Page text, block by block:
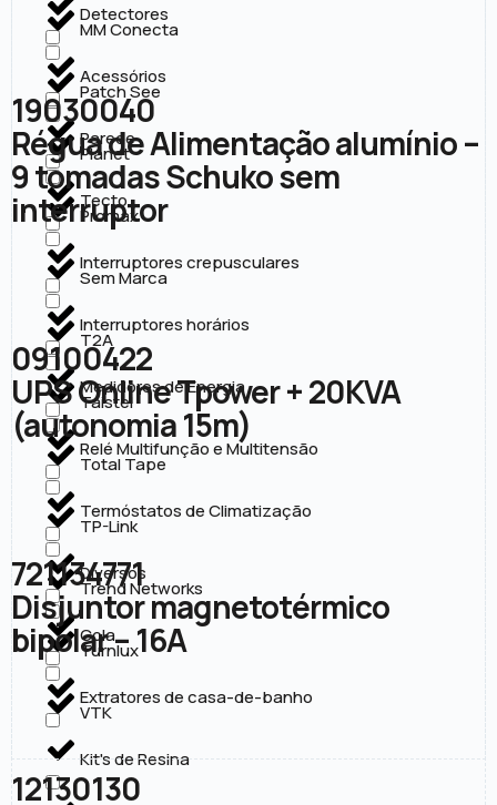
Detectores
Acessórios
Parede
Tecto
Interruptores crepusculares
Interruptores horários
Medidores de Energia
Relé Multifunção e Multitensão
Termóstatos de Climatização
Diversos
Cola
Extratores de casa-de-banho
Kit's de Resina
MM Conecta
Patch See
Planet
Promax
Sem Marca
T2A
Taistel
Total Tape
TP-Link
Trend Networks
Turnlux
VTK
19030040
Régua de Alimentação alumínio –
9 tomadas Schuko sem
interruptor
09100422
UPS Online Tpower + 20KVA
(autonomia 15m)
721134771
Disjuntor magnetotérmico
bipolar – 16A
12130130